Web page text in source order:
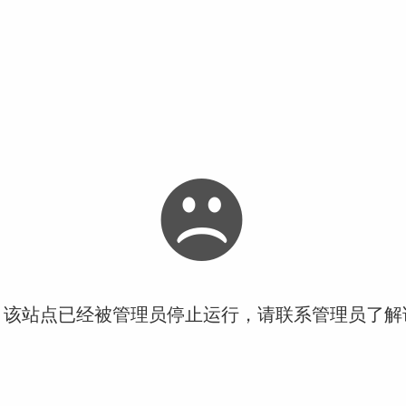
站点已经被管理员停止运行，请联系管理员了